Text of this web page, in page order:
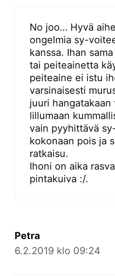
No joo… Hyvä
ongelmia sy-
kanssa. Ihan
tai peiteainetta
peiteaine ei istu
varsinaisesti
juuri hangatakaan
lillumaan
vain pyyhittävä
kokonaan pois ja
ratkaisu.
Ihoni on aika
pintakuiva :/.
Petra
6.2.2019 klo 09:24